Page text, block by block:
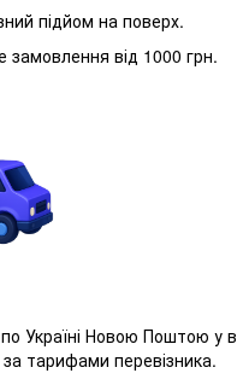
підйом на поверх.
замовлення від 1000 грн.
Україні Новою Поштою у
тарифами перевізника.